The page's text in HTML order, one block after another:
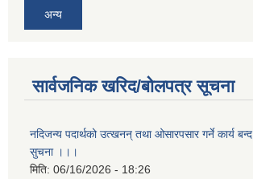
अन्य
सार्वजनिक खरिद/बोलपत्र सूचना
नदिजन्य पदार्थको उत्खनन् तथा ओसारपसार गर्ने कार्य बन्द
सुचना ।।।
मिति: 06/16/2026 - 18:26